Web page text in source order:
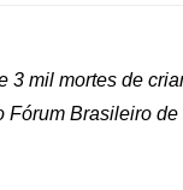
mil mortes de
Fórum Brasileiro